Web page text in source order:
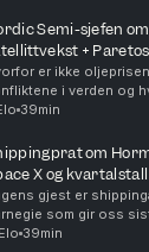
Semi-sjefen
+
rapport
er ikke
i verden og
som
39min
om
X og kvartalstall
gjest er
som gir oss
i
39min